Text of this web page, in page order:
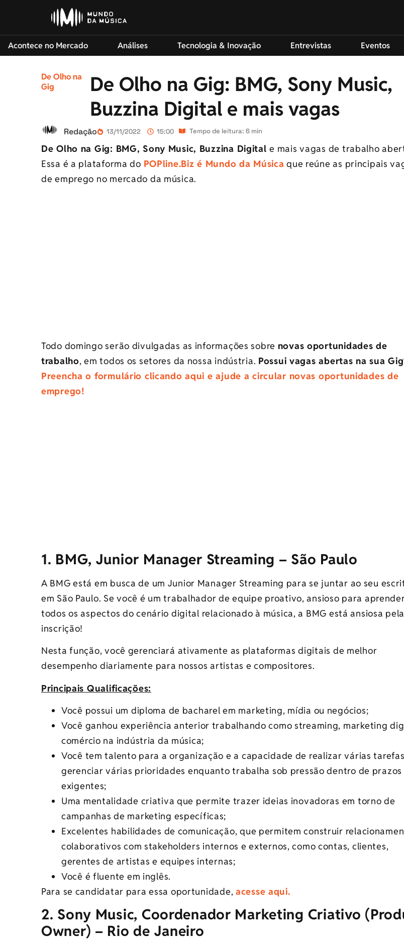
Acontece no Mercado Análises Tecnologia & Inovação Entrevistas Eventos
De Olho na
Gig
De Olho na Gig: BMG, Sony Music,
Buzzina Digital e mais vagas
Redação 13/11/2022 15:00 Tempo de leitura: 6 min
De Olho na Gig: BMG, Sony Music, Buzzina Digitale mais vagas de trabalho
Essa é a plataforma do POPline.Biz é Mundo da Música que reúne as principais
de emprego no mercado da música.
Todo domingo serão divulgadas as informações sobre novas oportunidades de
trabalho, em todos os setores da nossa indústria. Possui vagas abertas na sua
Preencha o formulário clicando aqui e ajude a circular novas oportunidades de
emprego!
1. BMG, Junior Manager Streaming – São Paulo
A BMG está em busca de um Junior Manager Streaming para se juntar ao seu
em São Paulo. Se você é um trabalhador de equipe proativo, ansioso para
todos os aspectos do cenário digital relacionado à música, a BMG está ansiosa
inscrição!
Nesta função, você gerenciará ativamente as plataformas digitais de melhor
desempenho diariamente para nossos artistas e compositores.
Principais Qualificações:
Você possui um diploma de bacharel em marketing, mídia ou negócios;
Você ganhou experiência anterior trabalhando como streaming, marketing
comércio na indústria da música;
Você tem talento para a organização e a capacidade de realizar várias
gerenciar várias prioridades enquanto trabalha sob pressão dentro de prazos
exigentes;
Uma mentalidade criativa que permite trazer ideias inovadoras em torno de
campanhas de marketing específicas;
Excelentes habilidades de comunicação, que permitem construir
colaborativos com stakeholders internos e externos, como contas, clientes,
gerentes de artistas e equipes internas;
Você é fluente em inglês.
Para se candidatar para essa oportunidade, acesse aqui.
2. Sony Music, Coordenador Marketing Criativo
Owner) – Rio de Janeiro